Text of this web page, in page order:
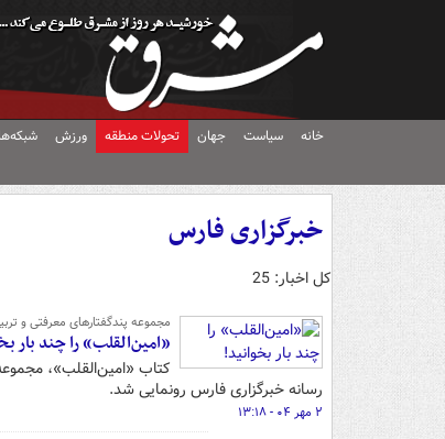
خانه سیاست جهان تحولات منطقه ورزش
خبرگزاری فارس
کل اخبار: 25
مجموعه‌ پندگفتارهای معرفتی و
«امین‌القلب» را چند بار
کتاب «امین‌القلب»،
رسانه خبرگزاری فارس رونمایی شد.
۲ مهر ۰۴ - ۱۳:۱۸